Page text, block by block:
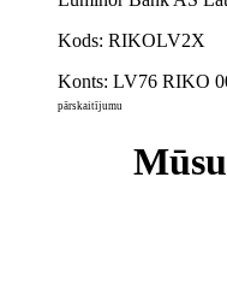
Kods: RIKOLV2X
Konts: LV76 RIKO
pārskaitījumu